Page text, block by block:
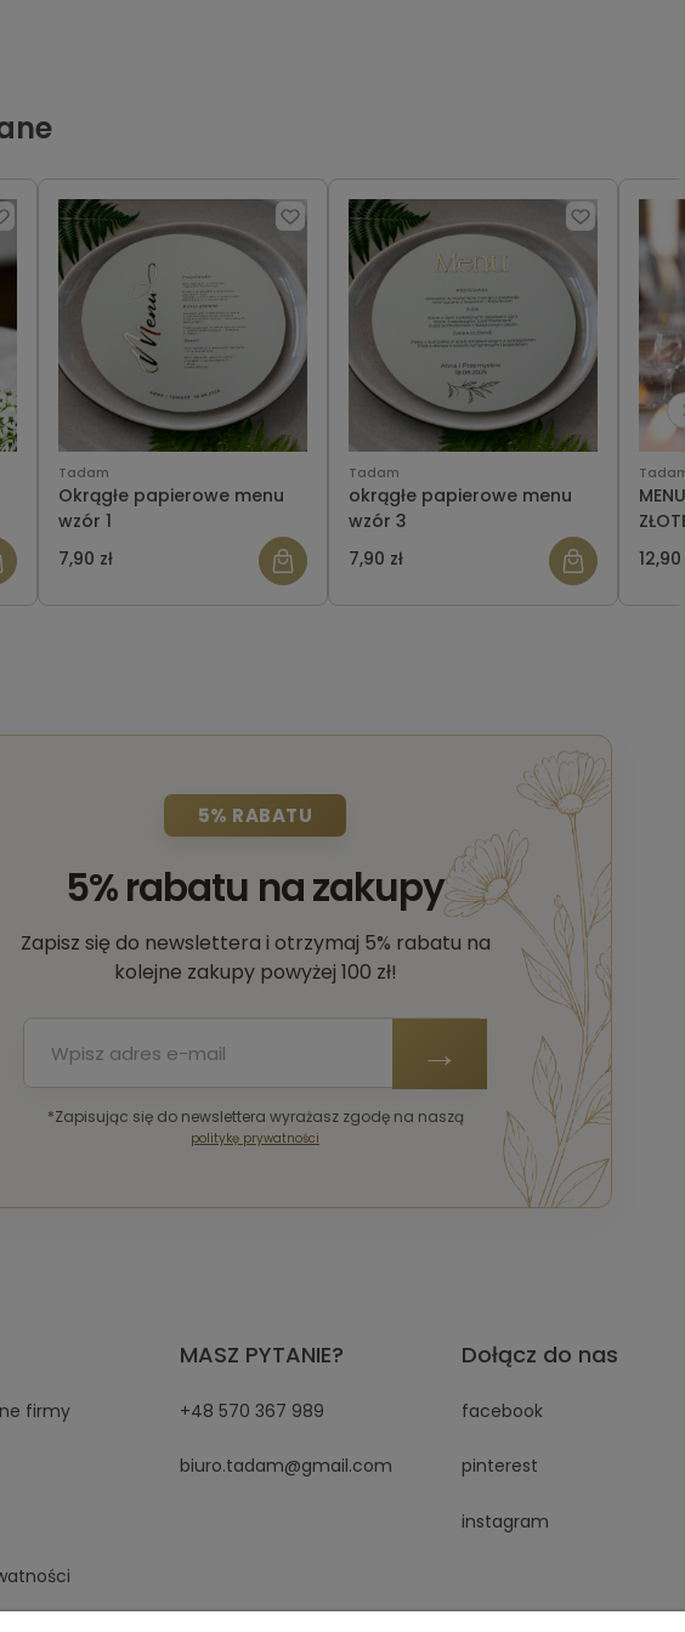
Tadam
Okrągłe papierowe menu
wzór 1
7,90 zł
Tadam
okrągłe papierowe menu
wzór 3
7,90 zł
12,90
5% RABATU
5% rabatu na zakupy
Zapisz się do newslettera i otrzymaj 5% rabatu na
kolejne zakupy powyżej 100 zł!
*Zapisując się do newslettera wyrażasz zgodę na naszą
politykę prywatności
firmy
MASZ PYTANIE?
+48 570 367 989
biuro.tadam@gmail.com
Dołącz do nas
facebook
pinterest
instagram